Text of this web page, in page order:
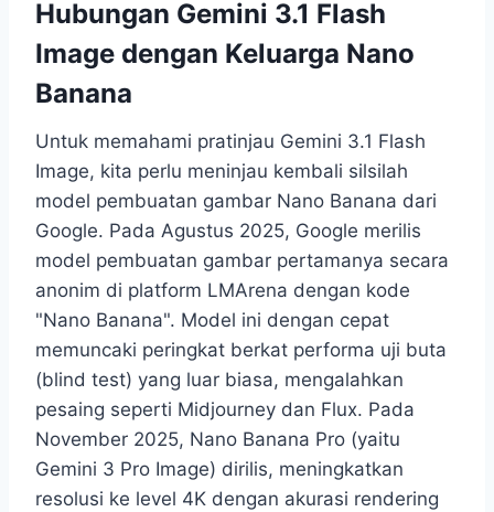
Hubungan Gemini 3.1 Flash
Image dengan Keluarga Nano
Banana
Untuk memahami pratinjau Gemini 3.1 Flash
Image, kita perlu meninjau kembali silsilah
model pembuatan gambar Nano Banana dari
Google. Pada Agustus 2025, Google merilis
model pembuatan gambar pertamanya secara
anonim di platform LMArena dengan kode
"Nano Banana". Model ini dengan cepat
memuncaki peringkat berkat performa uji buta
(blind test) yang luar biasa, mengalahkan
pesaing seperti Midjourney dan Flux. Pada
November 2025, Nano Banana Pro (yaitu
Gemini 3 Pro Image) dirilis, meningkatkan
resolusi ke level 4K dengan akurasi rendering